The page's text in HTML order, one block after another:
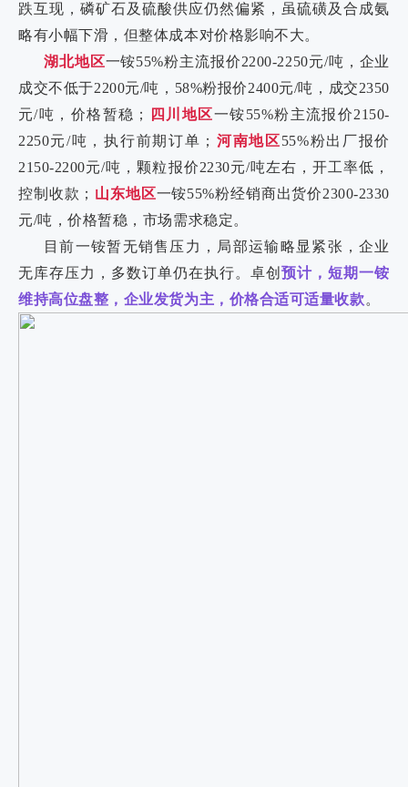
跌互现，磷矿石及硫酸供应仍然偏紧，虽硫磺及合成氨
略有小幅下滑，但整体成本对价格影响不大。
湖北地区一铵55%粉主流报价2200-2250元/吨，企业
成交不低于2200元/吨，58%粉报价2400元/吨，成交2350
元/吨，价格暂稳；
四川地区一铵55%粉主流报价2150-
2250元/吨，执行前期订单； 河南地区55%粉出厂报价
2150-2200元/吨，颗粒报价2230元/吨左右，开工率低，
控制收款； 山东地区一铵55%粉经销商出货价2300-2330
元/吨，价格暂稳，市场需求稳定。
目前一铵暂无销售压力，局部运输略显紧张，企业
无库存压力，多数订单仍在执行。卓创预计，短期一铵
维持高位盘整，企业发货为主，价格合适可适量收款。